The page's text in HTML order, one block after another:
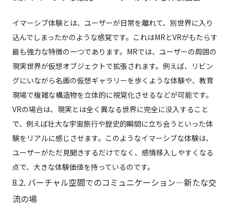
イマーシブ体験とは、ユーザーが日常を離れて、別世界に入り
込んでしまったかのような感覚です。これはMRとVRがもたらす
最も強力な特徴の一つであります。MRでは、ユーザーの周囲の
現実世界が仮想オブジェクトで拡張されます。例えば、リビン
グにいながら名画の仮想ギャラリーを歩くような体験や、教育
現場で複雑な構造物を立体的に視覚化させるなどが可能です。
VRの場合は、現実とは全く異なる世界に完全に没入すること
で、例えば壮大な宇宙旅行や歴史的瞬間に立ち会うといった体
験をリアルに感じさせます。このようなイマーシブな体験は、
ユーザーがただ見聞きするだけでなく、感情移入しやすくなる
点で、大きな体験価値を持っているのです。
8.2. バーチャル空間でのコミュニケーション—新たな交
流の場